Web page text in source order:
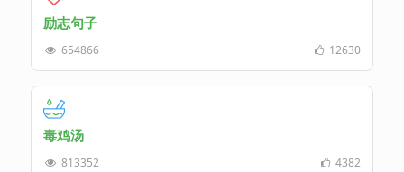
励志句子
654866 12630
毒鸡汤
813352 4382